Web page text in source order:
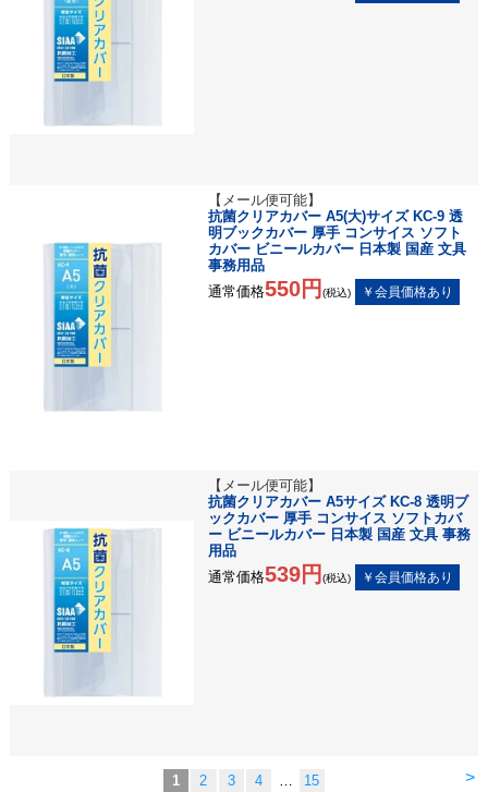
【メール便可能】
抗菌クリアカバー A5(大)サイズ KC-9 透
明ブックカバー 厚手 コンサイス ソフト
カバー ビニールカバー 日本製 国産 文具
事務用品
通常価格550円 (税込)
【メール便可能】
抗菌クリアカバー A5サイズ KC-8 透明ブ
ックカバー 厚手 コンサイス ソフトカバ
ー ビニールカバー 日本製 国産 文具 事務
用品
通常価格539円 (税込)
>
1 2 3 4 15